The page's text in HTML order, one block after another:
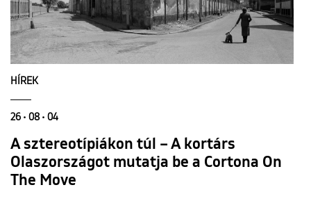
HÍREK
26 • 08 • 04
A sztereotípiákon túl – A kortárs
Olaszországot mutatja be a Cortona On
The Move